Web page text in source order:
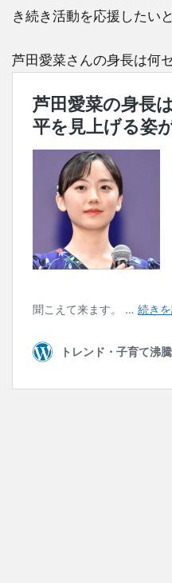
き続き活動を応援したい
芦田愛菜さんの身長は何